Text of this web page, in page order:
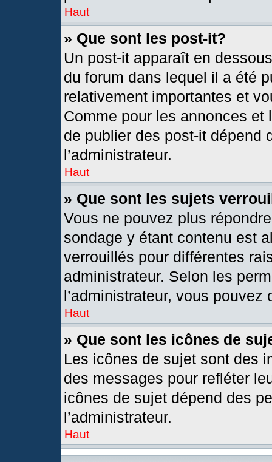
Haut
» Que sont les post-it?
Un post-it apparaît en
du forum dans lequel il a été
relativement importantes et
Comme pour les annonces
de publier des post-it dépend
l’administrateur.
Haut
» Que sont les sujets
Vous ne pouvez plus
sondage y étant contenu est
verrouillés pour différentes
administrateur. Selon les
l’administrateur, vous
Haut
» Que sont les icônes de
Les icônes de sujet sont des
des messages pour refléter
icônes de sujet dépend des
l’administrateur.
Haut